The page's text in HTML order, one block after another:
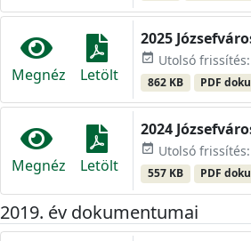
Megnéz Letölt
2025
event_available Utolsó
862 KB PDF
Megnéz Letölt
2024
event_available Utolsó
557 KB PDF
2019. év dokumentumai